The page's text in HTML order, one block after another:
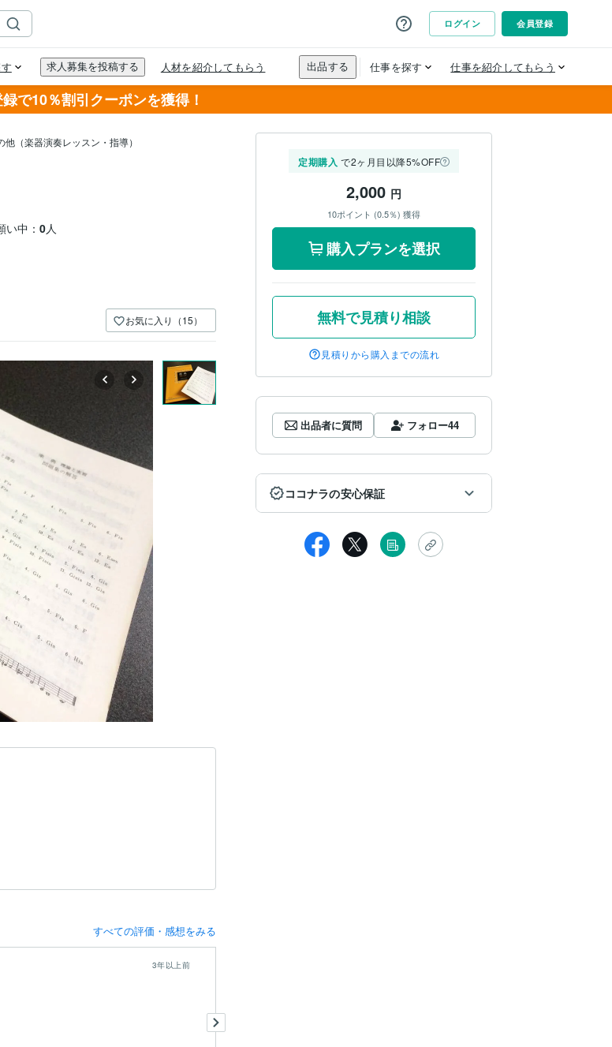
で10％割引クーポンを獲得！
他（楽器演奏レッスン・指導）
い中： 0人
お気に入り（15）
すべての評価・感想をみる
3年以上前
定期購入 で2ヶ月目以降5%OFF
2,000 円
10ポイント (0.5％) 獲得
購入プランを選択
無料で見積り相談
見積りから購入までの流れ
出品者に質問 フォロー44
ココナラの安心保証